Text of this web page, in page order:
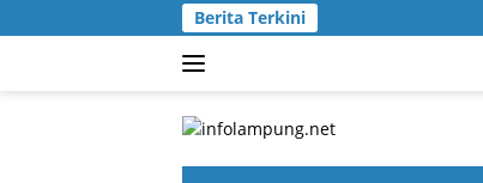
ke
Berita Terkini